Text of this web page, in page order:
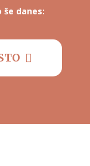
danes: